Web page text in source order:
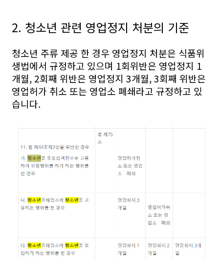
2. 청소년 관련 영업정지 처분의 기준
청소년 주류 제공 한 경우 영업정지 처분은 식품위
생법에서 규정하고 있으며 1회위반은 영업정지 1
개월, 2회째 위반은 영업정지 3개월, 3회째 위반은
영업허가 취소 또는 영업소 폐쇄라고 규정하고 있
습니다.